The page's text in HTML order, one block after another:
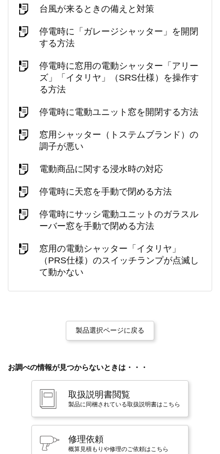
台風が来るときの備えと対策
停電時に「ガレージシャッター」を開閉
する方法
停電時に窓用の電動シャッター「アリー
ズ」「イタリヤ」（SRS仕様）を操作す
る方法
停電時に電動ユニット窓を開閉する方法
窓用シャッター（トステムブランド）の
調子が悪い
電動商品に関する浸水時の対応
停電時に天窓を手動で閉める方法
停電時にサッシ電動ユニットのガラスル
ーバー窓を手動で閉める方法
窓用の電動シャッター「イタリヤ」
（PRS仕様）のスイッチランプが点滅し
て動かない
製品選択ページに戻る
お調べの情報が見つからないときは・・・
取扱説明書閲覧
製品に同梱されている取扱説明書はこちら
修理依頼
概算見積もりや修理のご依頼はこちら